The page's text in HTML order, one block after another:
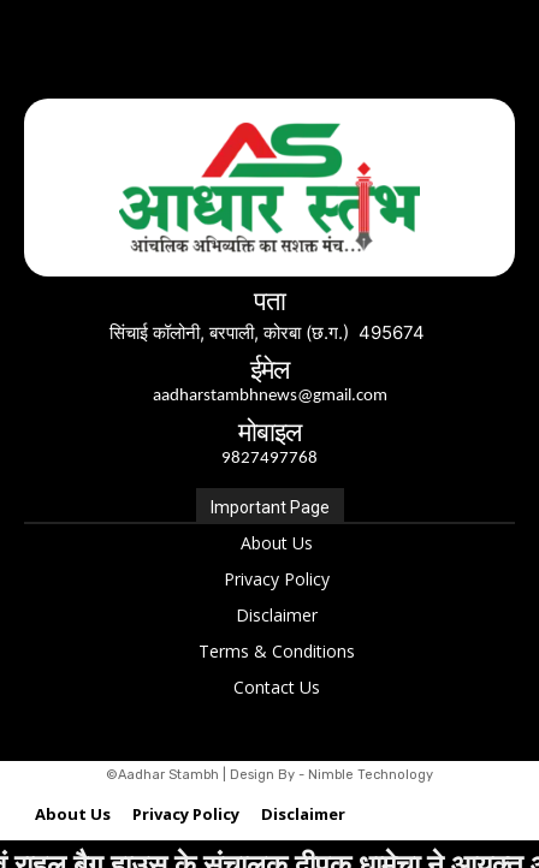
पता
सिंचाई कॉलोनी, बरपाली, कोरबा (छ.ग.) 495674
ईमेल
aadharstambhnews@gmail.com
मोबाइल
9827497768
Important Page
About Us
Privacy Policy
Disclaimer
Terms & Conditions
Contact Us
©Aadhar Stambh | Design By - Nimble Technology
About Us Privacy Policy Disclaimer
Terms & Conditions Contact Us